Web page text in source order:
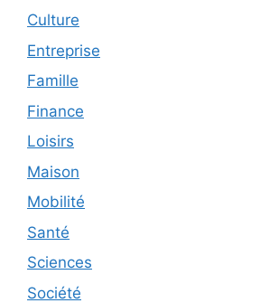
Culture
Entreprise
Famille
Finance
Loisirs
Maison
Mobilité
Santé
Sciences
Société